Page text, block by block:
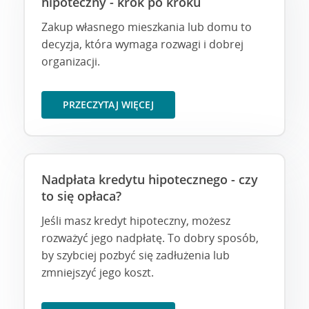
oprocentowania kredytu i przekażemy nowy
Przejdź do pytania
Zakup własnego mieszkania lub domu to
decyzja, która wymaga rozwagi i dobrej
organizacji.
PRZECZYTAJ WIĘCEJ
Nadpłata kredytu hipotecznego - czy
to się opłaca?
Jeśli masz kredyt hipoteczny, możesz
rozważyć jego nadpłatę. To dobry sposób,
by szybciej pozbyć się zadłużenia lub
zmniejszyć jego koszt.